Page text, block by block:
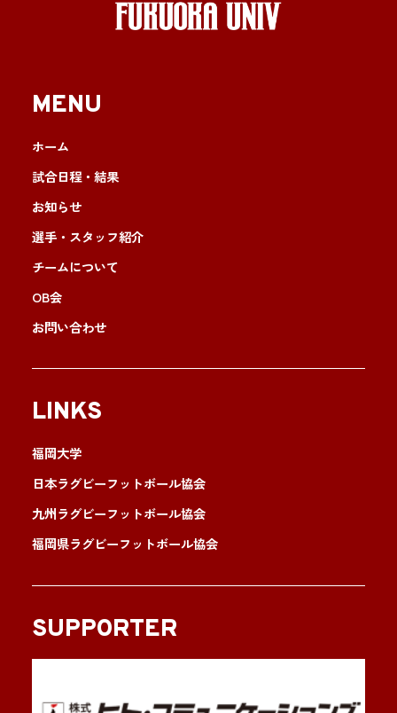
MENU
ホーム
試合日程・結果
お知らせ
選手・スタッフ紹介
チームについて
OB会
お問い合わせ
LINKS
福岡大学
日本ラグビーフットボール協会
九州ラグビーフットボール協会
福岡県ラグビーフットボール協会
SUPPORTER